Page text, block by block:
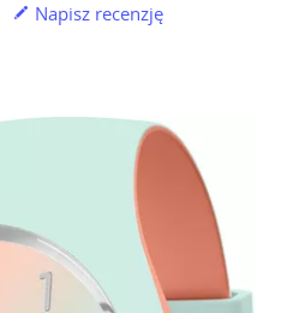
Napisz recenzję